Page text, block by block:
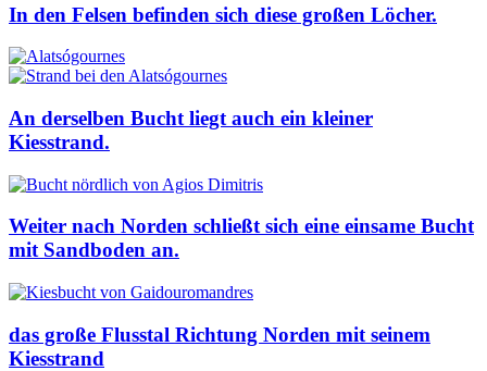
In den Felsen befinden sich diese großen Löcher.
An derselben Bucht liegt auch ein kleiner
Kiesstrand.
Weiter nach Norden schließt sich eine einsame Bucht
mit Sandboden an.
das große Flusstal Richtung Norden mit seinem
Kiesstrand